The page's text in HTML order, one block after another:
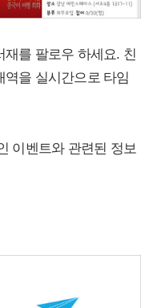
를 팔로우 하세요. 친
을 실시간으로 타임
이벤트와 관련된 정보